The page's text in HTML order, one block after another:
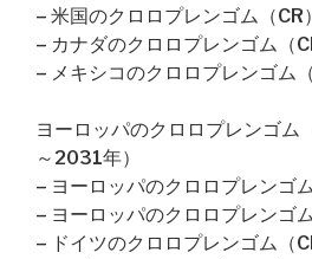
– 米国のクロロプレンゴム（CR
– カナダのクロロプレンゴム（
– メキシコのクロロプレンゴム
ヨーロッパのクロロプレンゴム
～2031年）
– ヨーロッパのクロロプレンゴ
– ヨーロッパのクロロプレンゴ
– ドイツのクロロプレンゴム（